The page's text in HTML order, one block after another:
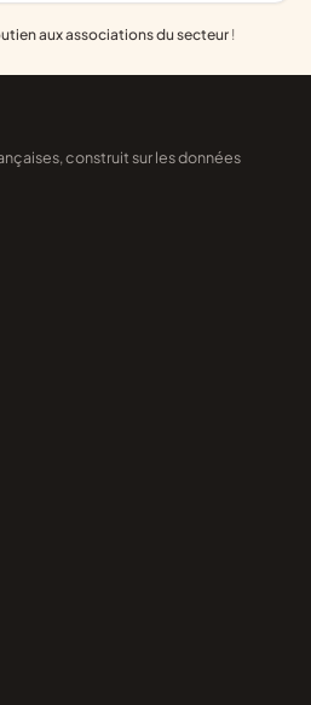
aux associations du secteur !